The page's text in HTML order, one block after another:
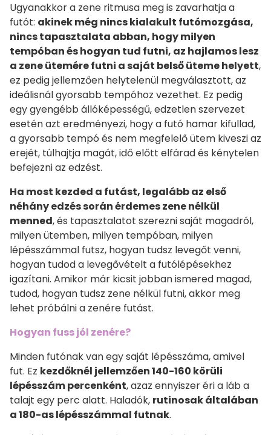
Ugyanakkor a zene ritmusa meg is zavarhatja a
futót: akinek még nincs kialakult futómozgása,
nincs tapasztalata abban, hogy milyen
tempóban és hogyan tud futni, az hajlamos lesz
a zene ütemére futni a saját belső üteme helyett,
ez pedig jellemzően helytelenül megválasztott, az
ideálisnál gyorsabb tempóhoz vezethet. Ez pedig
egy gyengébb állóképességű, edzetlen szervezet
esetén azt eredményezi, hogy a futó hamar kifullad,
a gyorsabb tempó és nem megfelelő ütem kiveszi az
erejét, túlhajtja magát, idő előtt elfárad és kénytelen
befejezni az edzést.
Ha most kezded a futást, legalább az első
néhány edzés során érdemes zene nélkül
menned, és tapasztalatot szerezni saját magadról,
milyen ütemben, milyen tempóban, milyen
lépésszámmal futsz, hogyan tudsz levegőt venni,
hogyan tudod a levegővételt a futólépésekhez
igazítani. Amikor már kicsit jobban ismered magad,
tudod, hogyan tudsz zene nélkül futni, akkor meg
lehet próbálni a zenére futást.
Hogyan fuss jól zenére?
Minden futónak van egy saját lépésszáma, amivel
fut. Ez kezdőknél jellemzően 140-160 körüli
lépésszám percenként, azaz ennyiszer éri a láb a
talajt egy perc alatt. Haladók, rutinosak általában
a 180-as lépésszámmal futnak.